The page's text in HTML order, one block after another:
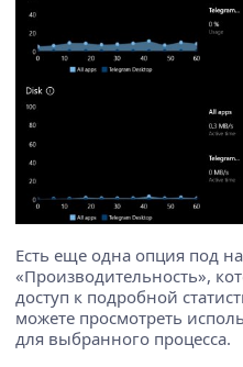
Есть еще одна опция под
«Производительность»,
доступ к подробной
можете просмотреть
для выбранного процесса.